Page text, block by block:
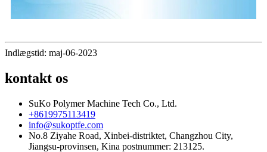
Indlægstid: maj-06-2023
kontakt os
SuKo Polymer Machine Tech Co., Ltd.
+8619975113419
info@sukoptfe.com
No.8 Ziyahe Road, Xinbei-distriktet, Changzhou City,
Jiangsu-provinsen, Kina postnummer: 213125.